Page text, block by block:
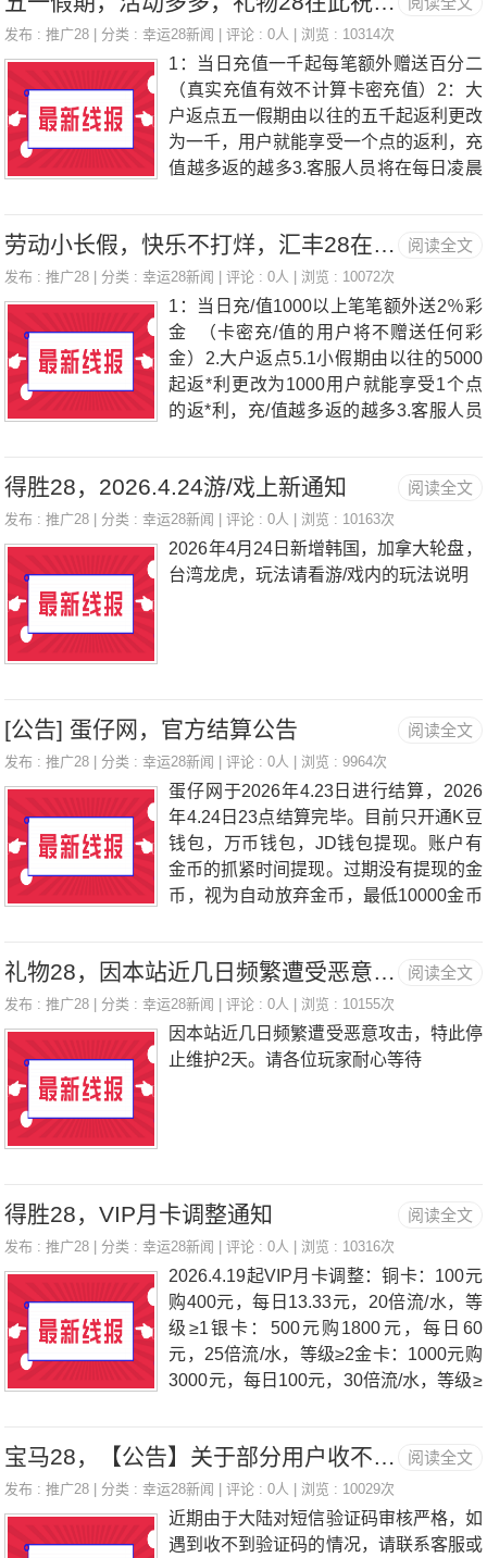
送，充多少送多少。4.亏/损返*利每日游/
戏产生亏/损，可获得最高3%返*利补
贴。5.投/注返*利参与游/戏投/注，即可享
受每日投/注返*利福*利。6.下线返*利发
展下级用户并产生投/注，可获得最高3%
返*利奖/励。7.VIP月卡福*利开通月卡会
员，每日可享最高5%的返*利回馈。8.邀
来对本平台的支持与信任！值此
发布 :推广28 | 分类 :幸运28新闻 | 评论 : 0人 | 浏览 : 10314次
1：当日充值一千起每笔额外赠送百分二
（真实充值有效不计算卡密充值）2：大
户返点五一假期由以往的五千起返利更改
为一千，用户就能享受一个点的返利，充
值越多返的越多3.客服人员将在每日凌晨
计算真实充值上分，卡密上分的用户扣除
卡密上分金额（频繁卡密上下者将被取消
大户返利）活动时间：2026-05-01至202
6-05-05活动网址：www.liwu28.com活动
最终解释权归礼物28平台所有。玩家如
有疑问可咨询在线客服或者添加客服Q
Q：287781233
阅读全文
劳动小长假，快乐不打烊，汇丰28在此为会员们准备了丰富的活动礼遇
发布 :推广28 | 分类 :幸运28新闻 | 评论 : 0人 | 浏览 : 10072次
1：当日充/值1000以上笔笔额外送2％彩
金 （卡密充/值的用户将不赠送任何彩
金）2.大户返点5.1小假期由以往的5000
起返*利更改为1000用户就能享受1个点
的返*利，充/值越多返的越多3.客服人员
将根据以往生态值及回归后的游/戏充/值
情况赠送相对应高等级会员卡，最高可获
得6000元钻卡。活动规则：大户返点活
动只计算充/值上分，卡密上分的用户扣
服QQ：286123523
阅读全文
得胜28，2026.4.24游/戏上新通知
发布 :推广28 | 分类 :幸运28新闻 | 评论 : 0人 | 浏览 : 10163次
2026年4月24日新增韩国，加拿大轮盘，
台湾龙虎，玩法请看游/戏内的玩法说明
阅读全文
[公告] 蛋仔网，官方结算公告
发布 :推广28 | 分类 :幸运28新闻 | 评论 : 0人 | 浏览 : 9964次
蛋仔网于2026年4.23日进行结算，2026
年4.24日23点结算完毕。目前只开通K豆
钱包，万币钱包，JD钱包提现。账户有
金币的抓紧时间提现。过期没有提现的金
币，视为自动放弃金币，最低10000金币
阅读全文
礼物28，因本站近几日频繁遭受恶意攻击，特此停止维护2天。
发布 :推广28 | 分类 :幸运28新闻 | 评论 : 0人 | 浏览 : 10155次
因本站近几日频繁遭受恶意攻击，特此停
止维护2天。请各位玩家耐心等待
阅读全文
得胜28，VIP月卡调整通知
发布 :推广28 | 分类 :幸运28新闻 | 评论 : 0人 | 浏览 : 10316次
2026.4.19起VIP月卡调整：铜卡：100元
购400元，每日13.33元，20倍流/水，等
级≥1银卡：500元购1800元，每日60
元，25倍流/水，等级≥2金卡：1000元购
3000元，每日100元，30倍流/水，等级≥
户未满15天可联系客服申请退还剩余天
数金/额，满15天以上不予退还注：账号
等级1级以上方可申请购买；购买成功
后，达到领取要求后需当日领取，逾期次
阅读全文
宝马28，【公告】关于部分用户收不到验证码
发布 :推广28 | 分类 :幸运28新闻 | 评论 : 0人 | 浏览 : 10029次
近期由于大陆对短信验证码审核严格，如
遇到收不到验证码的情况，请联系客服或